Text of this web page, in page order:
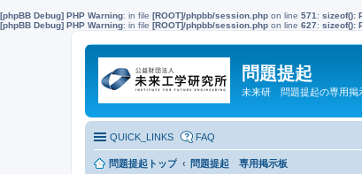
[phpBB Debug] PHP Warning: in file [ROOT]/phpbb/session.php on line 571 : sizeof():
[phpBB Debug] PHP Warning: in file [ROOT]/phpbb/session.php on line 627: sizeof():
問題提起
未来研 問題提起の専用掲
QUICK_LINKS FAQ
問題提起トップ 問題提起 専用掲示板